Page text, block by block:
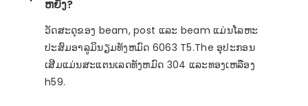
ຫຍັງ?
ວັດສະດຸຂອງ beam, post ແລະ beam ແມ່ນໂລຫະ
ປະສົມອາລູມິນຽມທັງຫມົດ 6063 T5.The ອຸປະກອນ
ເສີມແມ່ນສະແຕນເລດທັງຫມົດ 304 ແລະທອງເຫລືອງ
h59.